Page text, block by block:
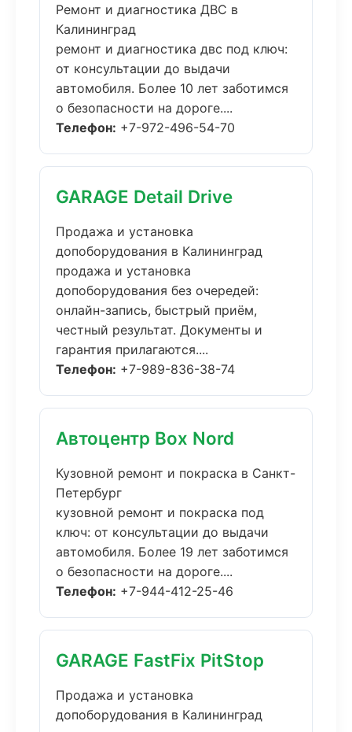
Ремонт и диагностика ДВС в
Калининград
ремонт и диагностика двс под ключ:
от консультации до выдачи
автомобиля. Более 10 лет заботимся
о безопасности на дороге....
Телефон: +7-972-496-54-70
GARAGE Detail Drive
Продажа и установка
допоборудования в Калининград
продажа и установка
допоборудования без очередей:
онлайн-запись, быстрый приём,
честный результат. Документы и
гарантия прилагаются....
Телефон: +7-989-836-38-74
Автоцентр Box Nord
Кузовной ремонт и покраска в Санкт-
Петербург
кузовной ремонт и покраска под
ключ: от консультации до выдачи
автомобиля. Более 19 лет заботимся
о безопасности на дороге....
Телефон: +7-944-412-25-46
GARAGE FastFix PitStop
Продажа и установка
допоборудования в Калининград